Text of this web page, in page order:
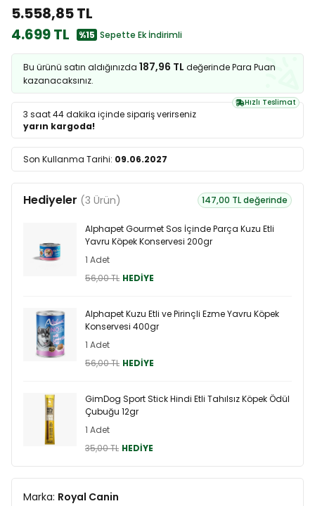
5.558,85 TL
4.699 TL
%15 Sepette Ek İndirimli
Bu ürünü satın aldığınızda 187,96 TL değerinde Para Puan
kazanacaksınız.
Hızlı Teslimat
3 saat 44 dakika içinde sipariş verirseniz
yarın kargoda!
Son Kullanma Tarihi: 09.06.2027
Hediyeler (3 Ürün) 147,00 TL değerinde
Alphapet Gourmet Sos İçinde Parça Kuzu Etli
Yavru Köpek Konservesi 200gr
1 Adet
56,00 TL HEDİYE
Alphapet Kuzu Etli ve Pirinçli Ezme Yavru Köpek
Konservesi 400gr
1 Adet
56,00 TL HEDİYE
GimDog Sport Stick Hindi Etli Tahılsız Köpek Ödül
Çubuğu 12gr
1 Adet
35,00 TL HEDİYE
Marka: Royal Canin